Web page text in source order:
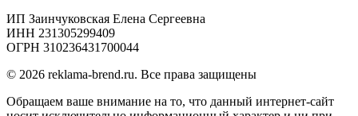
ИП Заинчуковская Елена Сергеевна
ИНН 231305299409
ОГРН 310236431700044
© 2026 reklama-brend.ru. Все права защищены
Обращаем ваше внимание на то, что данный интернет-сайт